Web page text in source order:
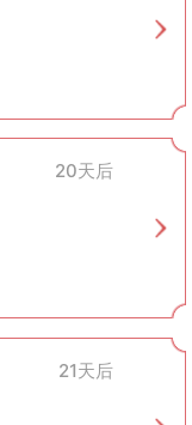
20天后
21天后